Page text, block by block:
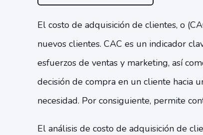
El costo de adquisición de clientes, o
nuevos clientes. CAC es un indicador
esfuerzos de ventas y marketing, así
decisión de compra en un cliente hacia
necesidad. Por consiguiente, permite
El análisis de costo de adquisición de